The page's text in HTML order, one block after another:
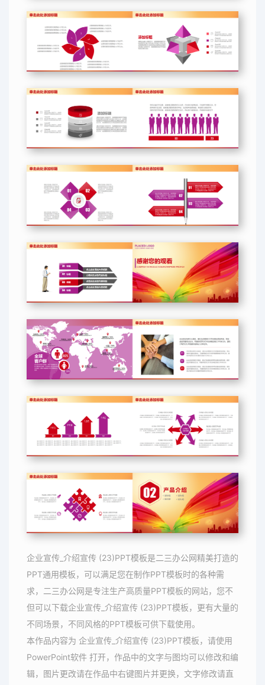
企业宣传_介绍宣传 (23)PPT模板是二三办公网精美打造的
PPT通用模板，可以满足您在制作PPT模板时的各种需
求，二三办公网是专注生产高质量PPT模板的网站，您不
但可以下载企业宣传_介绍宣传 (23)PPT模板，更有大量的
不同场景，不同风格的PPT模板可供下载使用。
本作品内容为 企业宣传_介绍宣传 (23)PPT模板，请使用
PowerPoint软件 打开，作品中的文字与图均可以修改和编
辑，图片更改请在作品中右键图片并更换，文字修改请直